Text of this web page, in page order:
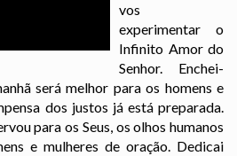
vos
experimentar o
Infinito Amor do
Senhor. Enchei-
será melhor para os homens e
dos justos já está preparada.
para os Seus, os olhos humanos
e mulheres de oração. Dedicai